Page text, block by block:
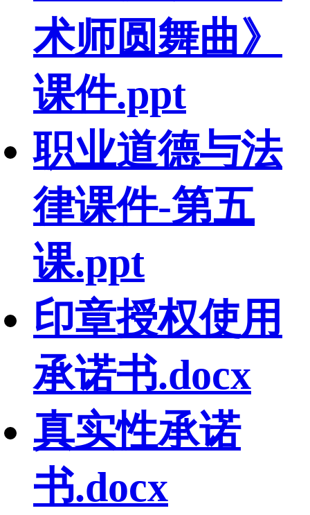
术师圆舞曲》
课件.ppt
职业道德与法
律课件-第五
课.ppt
印章授权使用
承诺书.docx
真实性承诺
书.docx